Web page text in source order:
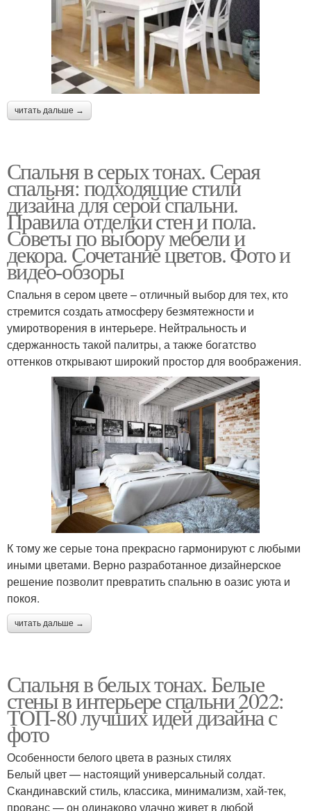
читать дальше →
Спальня в серых тонах. Серая
спальня: подходящие стили
дизайна для серой спальни.
Правила отделки стен и пола.
Советы по выбору мебели и
декора. Сочетание цветов. Фото и
видео-обзоры
Спальня в сером цвете – отличный выбор для тех, кто
стремится создать атмосферу безмятежности и
умиротворения в интерьере. Нейтральность и
сдержанность такой палитры, а также богатство
оттенков открывают широкий простор для воображения.
К тому же серые тона прекрасно гармонируют с любыми
иными цветами. Верно разработанное дизайнерское
решение позволит превратить спальню в оазис уюта и
покоя.
читать дальше →
Спальня в белых тонах. Белые
стены в интерьере спальни 2022:
ТОП-80 лучших идей дизайна с
фото
Особенности белого цвета в разных стилях
Белый цвет — настоящий универсальный солдат.
Скандинавский стиль, классика, минимализм, хай-тек,
прованс — он одинаково удачно живет в любой